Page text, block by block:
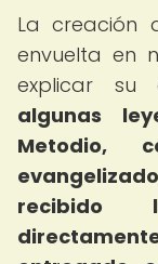
La creación
envuelta en
explicar su
algunas
Metodio,
recibido